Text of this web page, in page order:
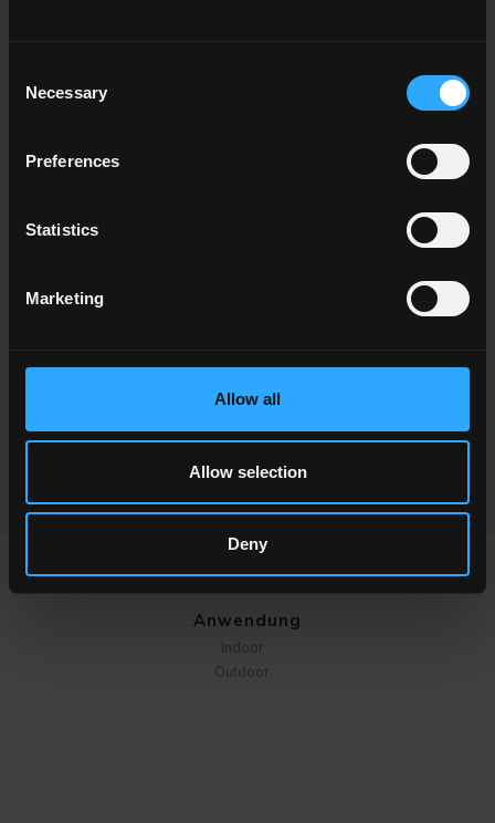
Selection
Necessary
Preferences
Statistics
Marketing
Allow all
Allow selection
Deny
WÄHLEN SIE EINE SERIE AUS
Anwendung
Indoor
Outdoor